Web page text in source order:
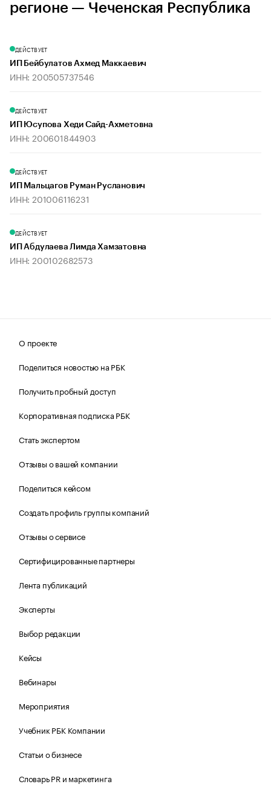
регионе — Чеченская Республика
ДЕЙСТВУЕТ
ИП Бейбулатов Ахмед Маккаевич
ИНН: 200505737546
ДЕЙСТВУЕТ
ИП Юсупова Хеди Сайд-Ахметовна
ИНН: 200601844903
ДЕЙСТВУЕТ
ИП Мальцагов Руман Русланович
ИНН: 201006116231
ДЕЙСТВУЕТ
ИП Абдулаева Лимда Хамзатовна
ИНН: 200102682573
О проекте
Поделиться новостью на РБК
Получить пробный доступ
Корпоративная подписка РБК
Стать экспертом
Отзывы о вашей компании
Поделиться кейсом
Создать профиль группы компаний
Отзывы о сервисе
Сертифицированные партнеры
Лента публикаций
Эксперты
Выбор редакции
Кейсы
Вебинары
Мероприятия
Учебник РБК Компании
Статьи о бизнесе
Словарь PR и маркетинга